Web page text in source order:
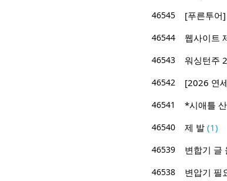
46545
[푸른투어
46544
웹사이트
46543
워싱턴주
46542
[2026 연
46541
*시애틀
46540
제 발 (1)
46539
변합기 글
46538
변압기 필